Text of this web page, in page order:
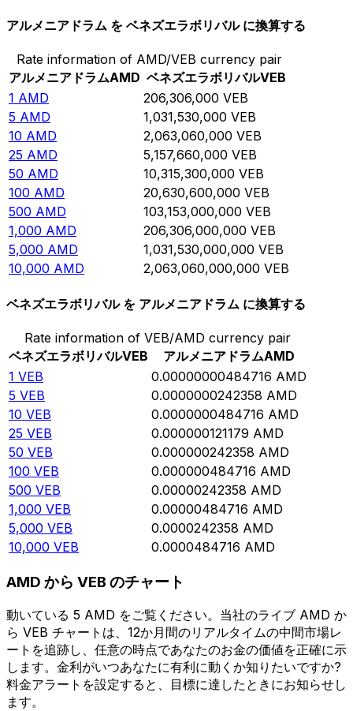
アルメニアドラム を ベネズエラボリバル に換算する
Rate information of AMD/VEB currency pair
アルメニアドラムAMD ベネズエラボリバルVEB
1 AMD 206,306,000 VEB
5 AMD 1,031,530,000 VEB
10 AMD 2,063,060,000 VEB
25 AMD 5,157,660,000 VEB
50 AMD 10,315,300,000 VEB
100 AMD 20,630,600,000 VEB
500 AMD 103,153,000,000 VEB
1,000 AMD 206,306,000,000 VEB
5,000 AMD 1,031,530,000,000 VEB
10,000 AMD 2,063,060,000,000 VEB
ベネズエラボリバル を アルメニアドラム に換算する
Rate information of VEB/AMD currency pair
ベネズエラボリバルVEB アルメニアドラムAMD
1 VEB 0.00000000484716 AMD
5 VEB 0.0000000242358 AMD
10 VEB 0.0000000484716 AMD
25 VEB 0.000000121179 AMD
50 VEB 0.000000242358 AMD
100 VEB 0.000000484716 AMD
500 VEB 0.00000242358 AMD
1,000 VEB 0.00000484716 AMD
5,000 VEB 0.0000242358 AMD
10,000 VEB 0.0000484716 AMD
AMD から VEB のチャート
動いている 5 AMD をご覧ください。当社のライブ AMD か
ら VEB チャートは、12か月間のリアルタイムの中間市場レ
ートを追跡し、任意の時点であなたのお金の価値を正確に示
します。金利がいつあなたに有利に動くか知りたいですか?
料金アラートを設定すると、目標に達したときにお知らせし
ます。